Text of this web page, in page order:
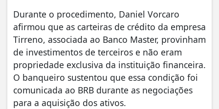
Durante o procedimento, Daniel Vorcaro
afirmou que as carteiras de crédito da empresa
Tirreno, associada ao Banco Master, provinham
de investimentos de terceiros e não eram
propriedade exclusiva da instituição financeira.
O banqueiro sustentou que essa condição foi
comunicada ao BRB durante as negociações
para a aquisição dos ativos.